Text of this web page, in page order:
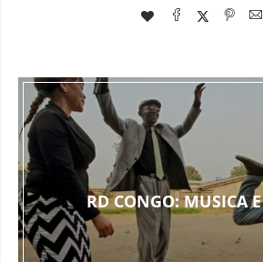
RD CONGO: MUSICA